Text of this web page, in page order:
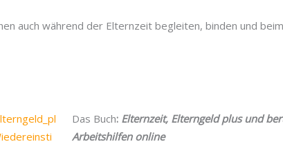
auch während der Elternzeit begleiten, binden und
Das Buch: Elternzeit, Elterngeld plus und
Arbeitshilfen online